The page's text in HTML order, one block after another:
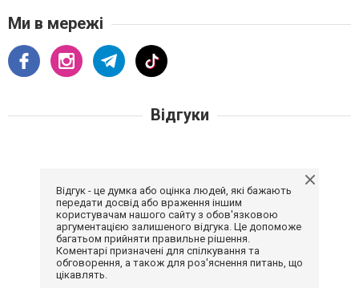
Ми в мережі
Відгуки
Відгук - це думка або оцінка людей, які бажають
передати досвід або враження іншим
користувачам нашого сайту з обов'язковою
аргументацією залишеного відгука. Це допоможе
багатьом прийняти правильне рішення.
Коментарі призначені для спілкування та
обговорення, а також для роз'яснення питань, що
цікавлять.